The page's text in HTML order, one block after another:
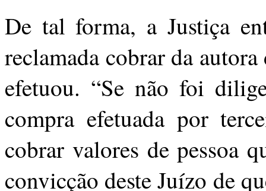
De tal forma, a Justiça
reclamada cobrar da
efetuou. “Se não foi
compra efetuada por
cobrar valores de
convicção deste Juízo de